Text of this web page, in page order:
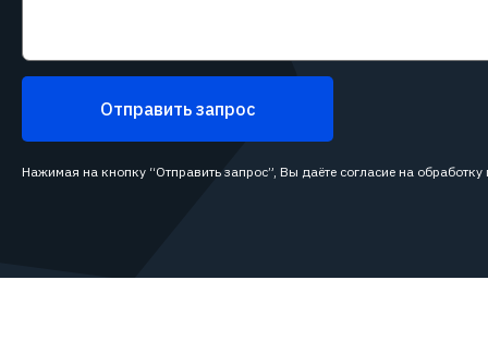
Отправить запрос
Нажимая на кнопку “Отправить запрос”, Вы даёте согласие на